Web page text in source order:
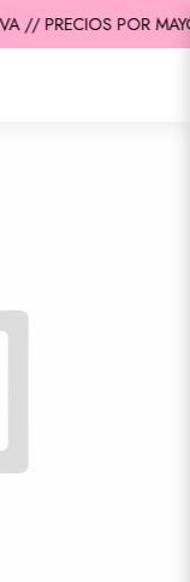
// PRECIOS POR